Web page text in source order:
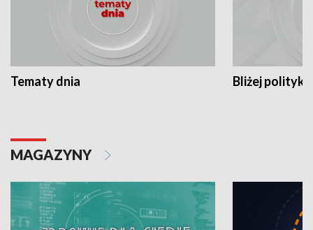
Tematy dnia Bliżej polityki
MAGAZYNY